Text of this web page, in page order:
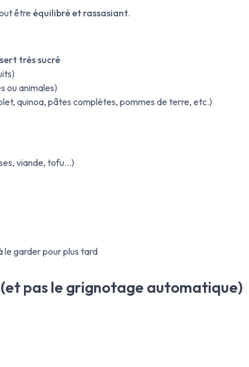
être équilibré et rassasiant.
très sucré
ou animales)
quinoa, pâtes complètes, pommes de terre, etc.)
viande, tofu…)
le garder pour plus tard
pas le grignotage automatique)